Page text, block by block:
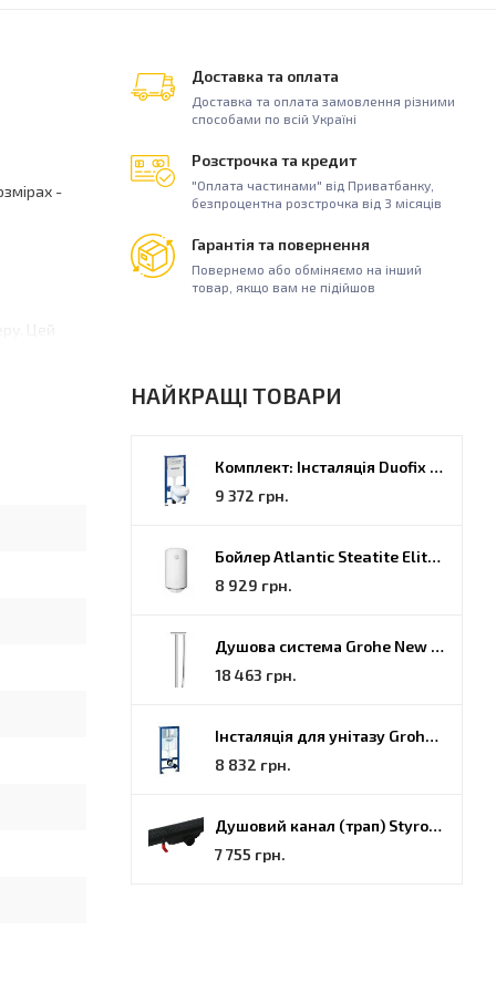
Доставка та оплата
Доставка та оплата замовлення різними
способами по всій Україні
Розстрочка та кредит
"Оплата частинами" від Приватбанку,
безпроцентна розстрочка від 3 місяців
Гарантія та повернення
Повернемо або обміняємо на інший
товар, якщо вам не підійшов
НАЙКРАЩІ ТОВАРИ
Комплект: Інсталяція Duofix PRO 20 + унітаз Kolo Idol (118.315.21.2)
9 372 грн.
Бойлер Atlantic Steatite Elite VM 080 D400 2 BC, 80 (851188)
8 929 грн.
Душова система Grohe New Tempesta Cosmopolitan (27922000)
18 463 грн.
Інсталяція для унітазу Grohe Rapid SL (38772001)
8 832 грн.
Душовий канал (трап) Styron, решітка Гармонія, 70 (STY-H-70-FF)
7 755 грн.
-
Цей
її